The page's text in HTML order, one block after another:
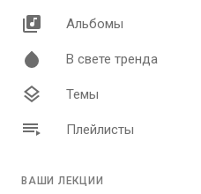
Альбомы
В свете тренда
Темы
Плейлисты
ВАШИ ЛЕКЦИИ